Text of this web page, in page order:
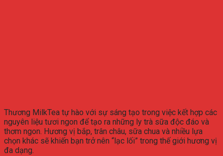
Thương MilkTea tự hào với sự sáng tạo trong việc kết hợp các
nguyên liệu tươi ngon để tạo ra những ly trà sữa độc đáo và
thơm ngon. Hương vị bắp, trân châu, sữa chua và nhiều lựa
chọn khác sẽ khiến bạn trở nên “lạc lối” trong thế giới hương vị
đa dạng.